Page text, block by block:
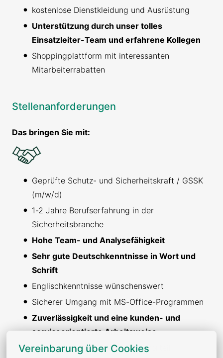
Vereinbarung über Cookies
kostenlose Dienstkleidung und Ausrüstung
Unterstützung durch unser tolles
Einsatzleiter-Team und erfahrene Kollegen
Shoppingplattform mit interessanten
Mitarbeiterrabatten
Stellenanforderungen
Das bringen Sie mit:
Geprüfte Schutz- und Sicherheitskraft / GSSK
(m/w/d)
1-2 Jahre Berufserfahrung in der
Sicherheitsbranche
Hohe Team- und Analysefähigkeit
Sehr gute Deutschkenntnisse in Wort und
Schrift
Englischkenntnisse wünschenswert
Sicherer Umgang mit MS-Office-Programmen
Zuverlässigkeit und eine kunden- und
serviceorientierte Arbeitsweise
Führerschein der Klasse B von Vorteil